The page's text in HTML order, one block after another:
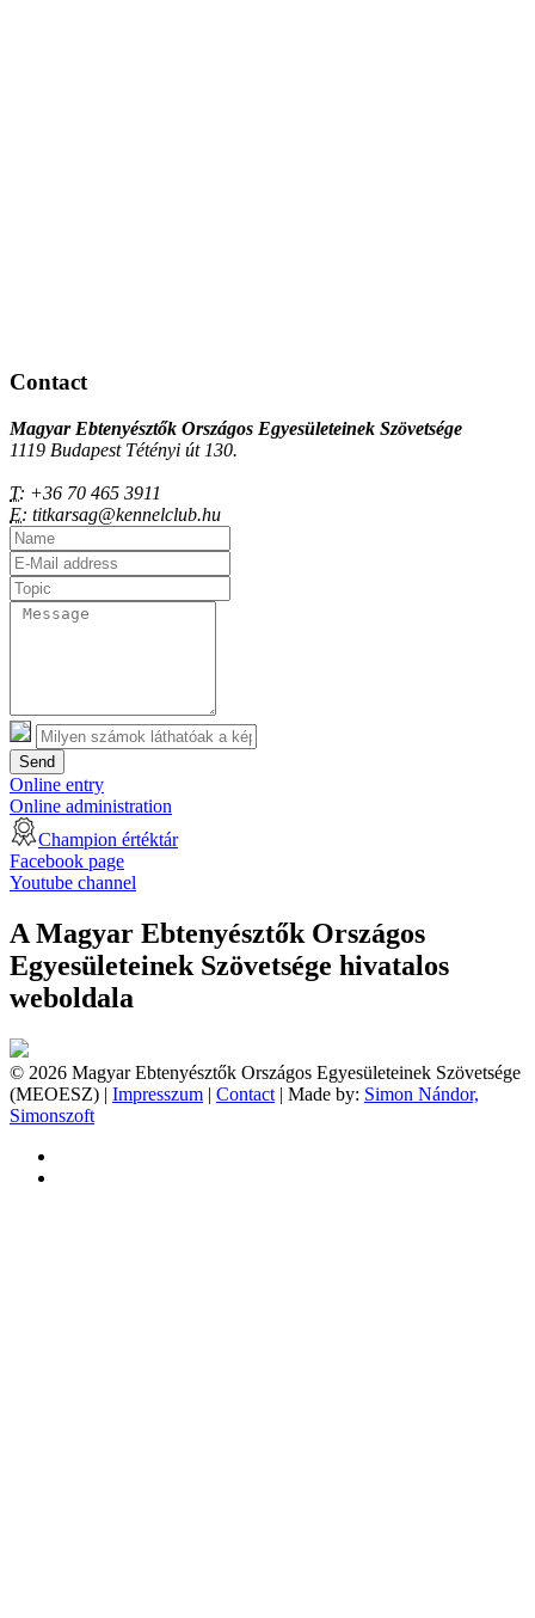
Contact
Magyar Ebtenyésztők Országos Egyesületeinek Szövetsége
1119 Budapest Tétényi út 130.
T: +36 70 465 3911
E: titkarsag@kennelclub.hu
Send
Online entry
Online administration
Champion értéktár
Facebook page
Youtube channel
A Magyar Ebtenyésztők Országos
Egyesületeinek Szövetsége hivatalos
weboldala
© 2026 Magyar Ebtenyésztők Országos Egyesületeinek Szövetsége
(MEOESZ) | Impresszum | Contact | Made by: Simon Nándor,
Simonszoft